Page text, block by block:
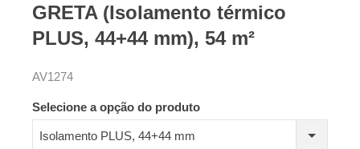
GRETA (Isolamento térmico
PLUS, 44+44 mm), 54 m²
AV1274
Selecione a opção do produto
Isolamento PLUS, 44+44 mm